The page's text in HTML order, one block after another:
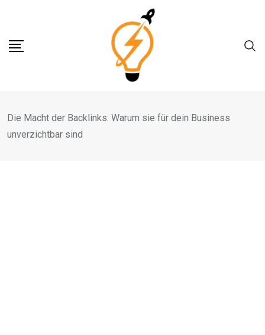
content
Die Macht der Backlinks: Warum sie für dein Business
unverzichtbar sind